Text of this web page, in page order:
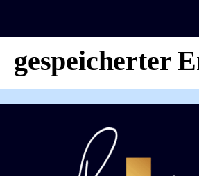
gespeicherter